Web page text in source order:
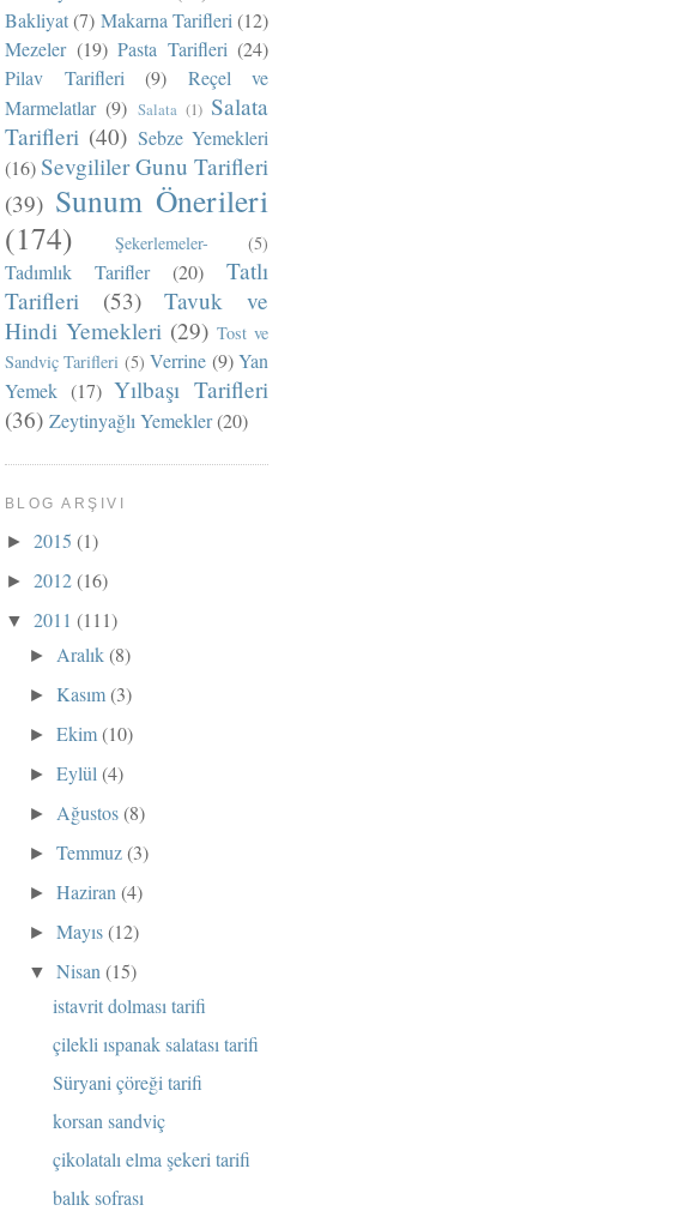
Bakliyat (7) Makarna Tarifleri (12)
Mezeler (19) Pasta Tarifleri (24)
Pilav Tarifleri
(9)
Reçel ve
Marmelatlar (9) Salata (1) Salata
Tarifleri (40) Sebze Yemekleri
(16) Sevgililer Gunu Tarifleri
(39) Sunum Önerileri
(174)
Şekerlemeler- (5)
Tadımlık Tarifler (20)
Tatlı
Tarifleri
(53)
Tavuk ve
Hindi Yemekleri (29) Tost ve
Sandviç Tarifleri (5) Verrine (9) Yan
Yemek (17) Yılbaşı Tarifleri
(36) Zeytinyağlı Yemekler(20)
BLOG ARŞIVI
► 2015 (1)
► 2012(16)
▼ 2011 (111)
► Aralık(8)
►Kasım(3)
►Ekim(10)
►Eylül(4)
► Ağustos(8)
►Temmuz(3)
►Haziran(4)
►Mayıs(12)
▼Nisan(15)
istavrit dolması tarifi
çilekli ıspanak salatası tarifi
Süryani çöreği tarifi
korsan sandviç
çikolatalı elma şekeri tarifi
balık sofrası